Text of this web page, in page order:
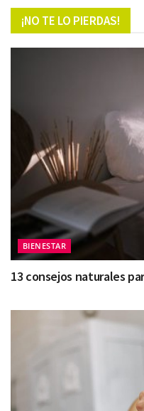
¡NO TE LO PIERDAS!
BIENESTAR
13 consejos naturales